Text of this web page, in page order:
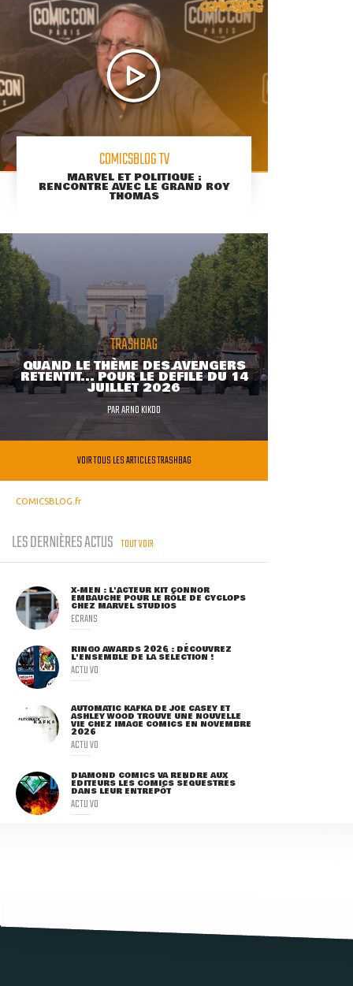
COMICSBLOG TV
MARVEL ET POLITIQUE :
RENCONTRE AVEC LE GRAND ROY
THOMAS
TRASHBAG
QUAND LE THÈME DES AVENGERS
RETENTIT... POUR LE DÉFILÉ DU 14
JUILLET 2026
PARARNO KIKOO
VOIR TOUS LES ARTICLES TRASHBAG
COMICSBLOG.fr
LES DERNIÈRES ACTUS TOUT VOIR
X-MEN : L'ACTEUR KIT CONNOR
EMBAUCHÉ POUR LE RÔLE DE CYCLOPS
CHEZ MARVEL STUDIOS
ECRANS
RINGO AWARDS 2026 : DÉCOUVREZ
L'ENSEMBLE DE LA SÉLECTION !
ACTU VO
AUTOMATIC KAFKA DE JOE CASEY ET
ASHLEY WOOD TROUVE UNE NOUVELLE
VIE CHEZ IMAGE COMICS EN NOVEMBRE
2026
ACTU VO
DIAMOND COMICS VA RENDRE AUX
ÉDITEURS LES COMICS SÉQUESTRÉS
DANS LEUR ENTREPÔT
ACTU VO